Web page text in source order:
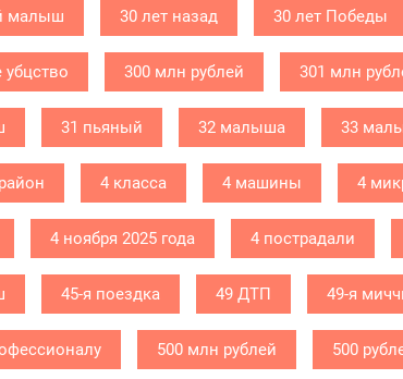
малыш 30 лет назад 30 лет Победы
убцство 300 млн рублей 301 млн
31 пьяный 32 малыша 33
4 класса 4 машины 4
4 ноября 2025 года 4 пострадали
45-я поездка 49 ДТП 49-я
500 млн рублей 500